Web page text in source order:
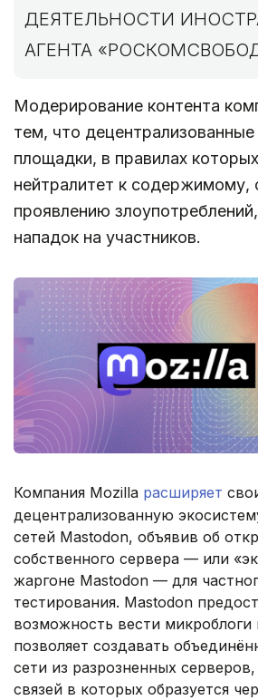
ДЕЯТЕЛЬНОСТИ
АГЕНТА
Модерирование контента
тем, что
площадки, в правилах
нейтралитет к содержимому,
проявлению
нападок на участников.
Компания Mozilla расширяет
децентрализованную
сетей Mastodon, объявив об
собственного сервера — или
жаргоне Mastodon — для
тестирования. Mastodon
возможность вести микроблоги
позволяет создавать
сети из разрозненных
связей в которых образуется